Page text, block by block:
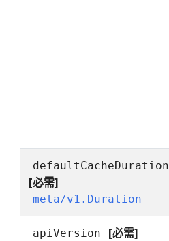
defaultCacheDuration
[必需]
meta/v1.Duration
apiVersion [必需]